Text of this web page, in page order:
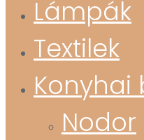
Lámpák
Textilek
Konyhai
Nodor